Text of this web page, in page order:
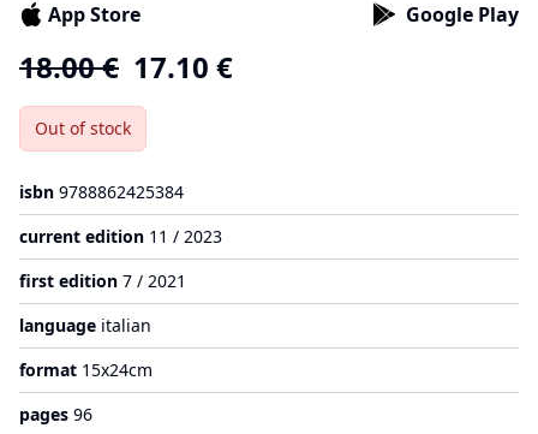
App Store
Google Play
18.00€ 17.10 €
Out of stock
isbn 9788862425384
current edition 11 / 2023
first edition 7 / 2021
language italian
format 15x24cm
pages 96